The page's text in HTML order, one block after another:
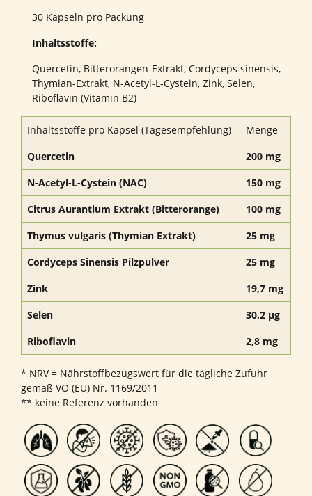
30 Kapseln pro Packung
Inhaltsstoffe:
Quercetin, Bitterorangen-Extrakt, Cordyceps sinensis,
Thymian-Extrakt, N-Acetyl-L-Cystein, Zink, Selen,
Riboflavin (Vitamin B2)
Inhaltsstoffe pro Kapsel (Tagesempfehlung)
Menge
Quercetin
200 mg
N-Acetyl-L-Cystein (NAC)
150 mg
Citrus Aurantium Extrakt (Bitterorange)
100 mg
Thymus vulgaris (Thymian Extrakt)
25 mg
Cordyceps Sinensis Pilzpulver
25 mg
Zink
19,7 mg
Selen
30,2 µg
Riboflavin
2,8 mg
* NRV = Nährstoffbezugswert für die tägliche Zufuhr
gemäß VO (EU) Nr. 1169/2011
** keine Referenz vorhanden